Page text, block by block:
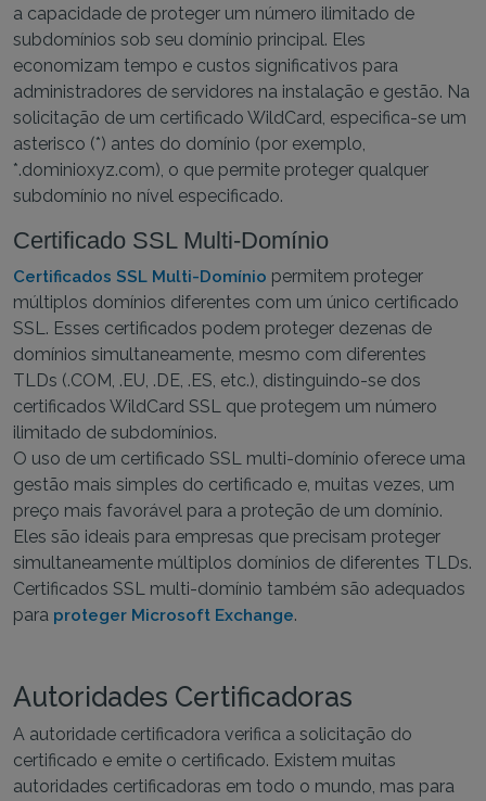
a capacidade de proteger um número ilimitado de
subdomínios sob seu domínio principal. Eles
economizam tempo e custos significativos para
administradores de servidores na instalação e gestão. Na
solicitação de um certificado WildCard, especifica-se um
asterisco (*) antes do domínio (por exemplo,
*.dominioxyz.com), o que permite proteger qualquer
subdomínio no nível especificado.
Certificado SSL Multi-Domínio
Certificados SSL Multi-Domínio permitem proteger
múltiplos domínios diferentes com um único certificado
SSL. Esses certificados podem proteger dezenas de
domínios simultaneamente, mesmo com diferentes
TLDs (.COM, .EU, .DE, .ES, etc.), distinguindo-se dos
certificados WildCard SSL que protegem um número
ilimitado de subdomínios.
O uso de um certificado SSL multi-domínio oferece uma
gestão mais simples do certificado e, muitas vezes, um
preço mais favorável para a proteção de um domínio.
Eles são ideais para empresas que precisam proteger
simultaneamente múltiplos domínios de diferentes TLDs.
Certificados SSL multi-domínio também são adequados
para proteger Microsoft Exchange.
Autoridades Certificadoras
A autoridade certificadora verifica a solicitação do
certificado e emite o certificado. Existem muitas
autoridades certificadoras em todo o mundo, mas para